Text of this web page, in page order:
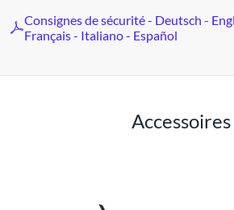
Consignes de sécurité - Deutsch -
Français - Italiano - Español
Accessoires